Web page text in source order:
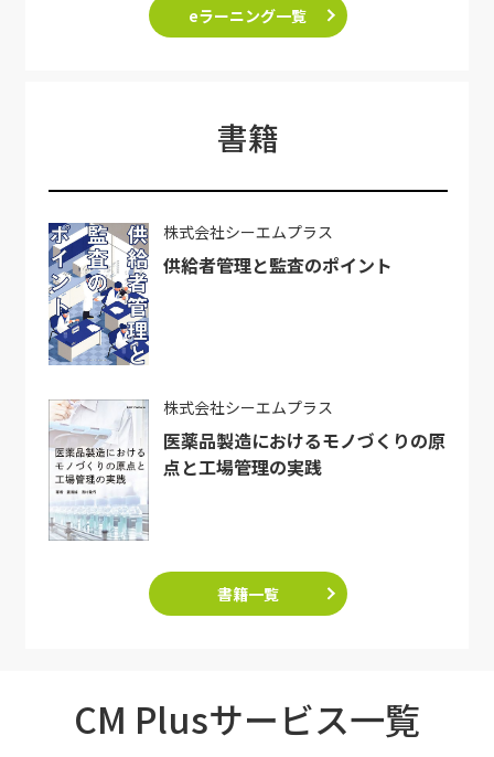
eラーニング一覧
書籍
株式会社シーエムプラス
供給者管理と監査のポイント
株式会社シーエムプラス
医薬品製造におけるモノづくりの原
点と工場管理の実践
書籍一覧
CM Plusサービス一覧